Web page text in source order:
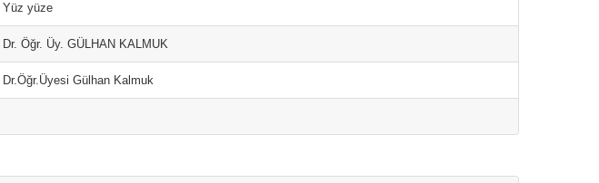
Yüz yüze
Dr. Öğr. Üy. GÜLHAN KALMUK
Dr.Öğr.Üyesi Gülhan Kalmuk